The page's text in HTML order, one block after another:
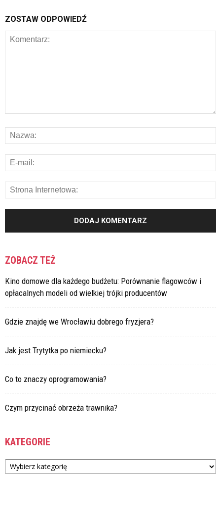
ZOSTAW ODPOWIEDŹ
ZOBACZ TEŻ
Kino domowe dla każdego budżetu: Porównanie flagowców i
opłacalnych modeli od wielkiej trójki producentów
Gdzie znajdę we Wrocławiu dobrego fryzjera?
Jak jest Trytytka po niemiecku?
Co to znaczy oprogramowania?
Czym przycinać obrzeża trawnika?
KATEGORIE
Kategorie